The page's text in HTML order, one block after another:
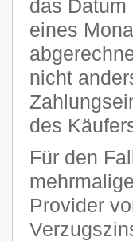
das
eines
nicht
des
Für den
Provider